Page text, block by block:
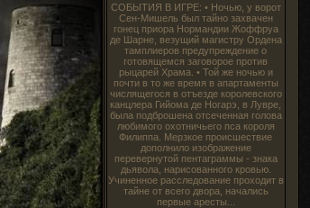
СОБЫТИЯ В ИГРЕ: • Ночью, у ворот
Cен-Мишель был тайно захвачен
гонец приора Нормандии Жоффруа
де Шарне, везущий магистру Ордена
тамплиеров предупреждение о
готовящемся заговорое против
рыцарей Храма. • Той же ночью и
почти в то же время в апартаменты
числящегося в отъезде королевского
канцлера Гийома де Ногарэ, в Лувре,
была подброшена отсеченная голова
любимого охотничьего пса короля
Филиппа. Мерзкое происшествие
дополнило изображение
перевернутой пентаграммы - знака
дьявола, нарисованного кровью.
Учиненное расследование проходит в
тайне от всего двора, начались
первые аресты...